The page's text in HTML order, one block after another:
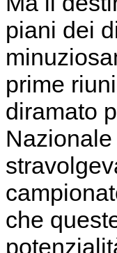
piani dei
prime
diramato
che